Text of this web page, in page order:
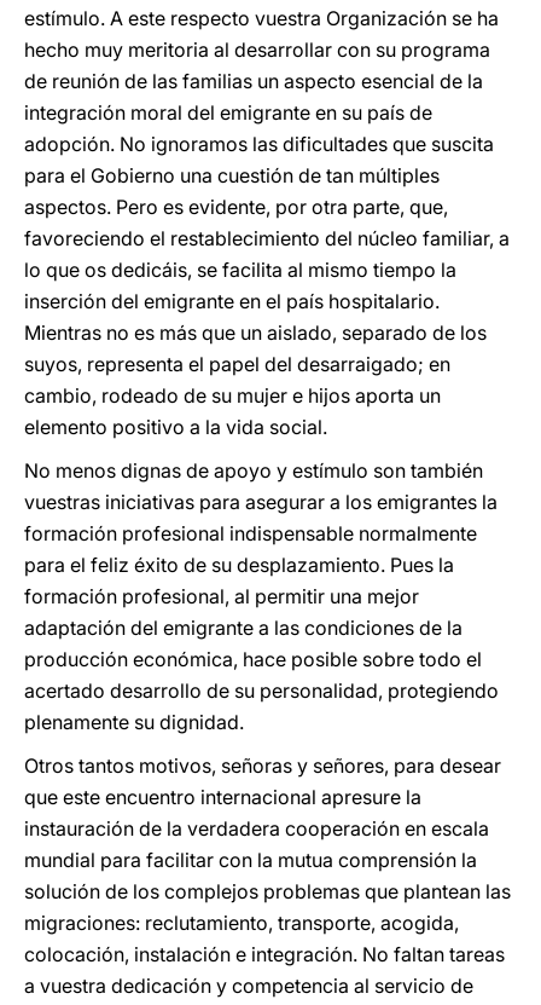
estímulo. A este respecto vuestra Organización se ha
hecho muy meritoria al desarrollar con su programa
de reunión de las familias un aspecto esencial de la
integración moral del emigrante en su país de
adopción. No ignoramos las dificultades que suscita
para el Gobierno una cuestión de tan múltiples
aspectos. Pero es evidente, por otra parte, que,
favoreciendo el restablecimiento del núcleo familiar, a
lo que os dedicáis, se facilita al mismo tiempo la
inserción del emigrante en el país hospitalario.
Mientras no es más que un aislado, separado de los
suyos, representa el papel del desarraigado; en
cambio, rodeado de su mujer e hijos aporta un
elemento positivo a la vida social.
No menos dignas de apoyo y estímulo son también
vuestras iniciativas para asegurar a los emigrantes la
formación profesional indispensable normalmente
para el feliz éxito de su desplazamiento. Pues la
formación profesional, al permitir una mejor
adaptación del emigrante a las condiciones de la
producción económica, hace posible sobre todo el
acertado desarrollo de su personalidad, protegiendo
plenamente su dignidad.
Otros tantos motivos, señoras y señores, para desear
que este encuentro internacional apresure la
instauración de la verdadera cooperación en escala
mundial para facilitar con la mutua comprensión la
solución de los complejos problemas que plantean las
migraciones: reclutamiento, transporte, acogida,
colocación, instalación e integración. No faltan tareas
a vuestra dedicación y competencia al servicio de